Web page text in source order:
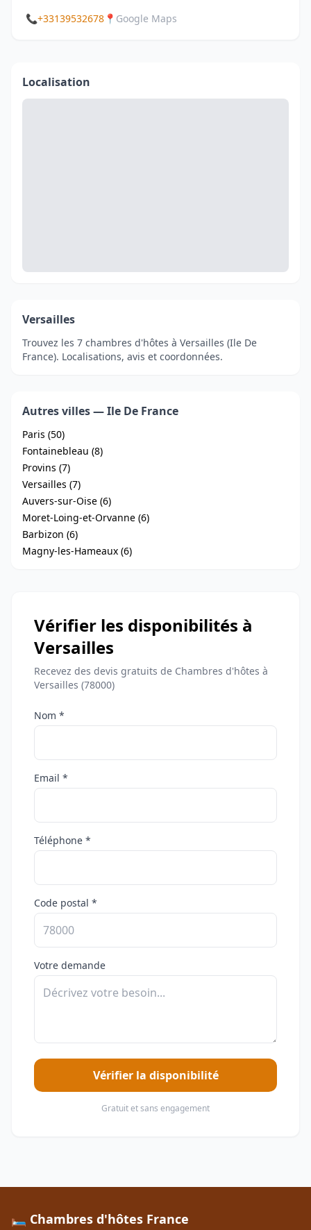
📞+33139532678 📍 Google Maps
Localisation
Versailles
Trouvez les 7 chambres d'hôtes à Versailles (Ile De
France). Localisations, avis et coordonnées.
Autres villes — Ile De France
Paris (50)
Fontainebleau (8)
Provins (7)
Versailles (7)
Auvers-sur-Oise (6)
Moret-Loing-et-Orvanne (6)
Barbizon (6)
Magny-les-Hameaux (6)
Vérifier les disponibilités à
Versailles
Recevez des devis gratuits de Chambres d'hôtes à
Versailles (78000)
Nom *
Email *
Téléphone *
Code postal *
Votre demande
Vérifier la disponibilité
Gratuit et sans engagement
🛏️ Chambres d'hôtes France